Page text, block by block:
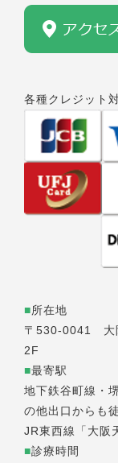
各種クレジット
■所在地
〒530-0041 大
2F
■最寄駅
地下鉄谷町線・
の他出口からも
JR東西線「大阪
■診療時間